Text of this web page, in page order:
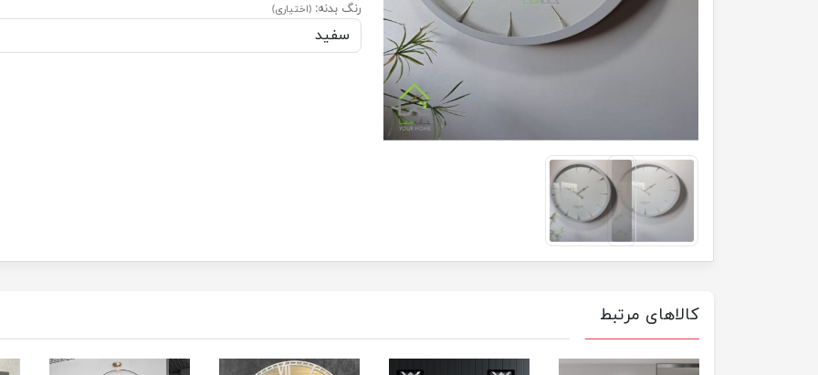
رنگ بدنه: (اختیاری)
کالاهای مرتبط